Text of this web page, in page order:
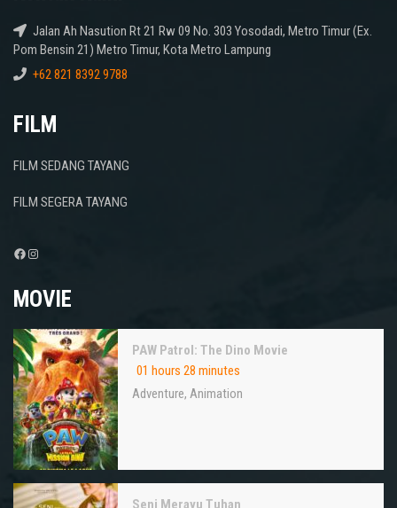
Jalan Ah Nasution Rt 21 Rw 09 No. 303 Yosodadi, Metro Timur (Ex.
Pom Bensin 21) Metro Timur, Kota Metro Lampung
+62 821 8392 9788
FILM
FILM SEDANG TAYANG
FILM SEGERA TAYANG
Facebook
Instagram
MOVIE
PAW Patrol: The Dino Movie
01 hours 28 minutes
Adventure, Animation
Seni Merayu Tuhan